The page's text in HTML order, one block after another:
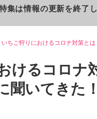
集は情報の更新を終了
いちご狩りにおけるコロナ対策と
けるコロナ
聞いてきた！